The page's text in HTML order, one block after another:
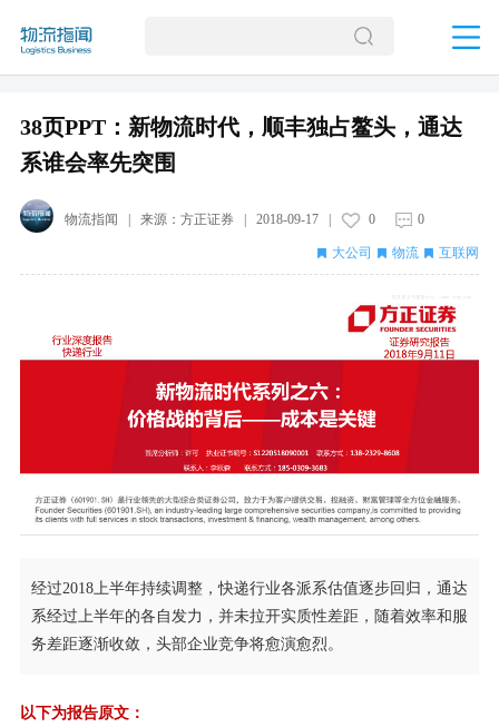
38页PPT：新物流时代，顺丰独占鳌头，通达
系谁会率先突围
物流指闻 | 来源： 方正证券 2018-09-17| 0 0
大公司 物流 互联网
经过2018上半年持续调整，快递行业各派系估值逐步回归，通达
系经过上半年的各自发力，并未拉开实质性差距，随着效率和服
务差距逐渐收敛，头部企业竞争将愈演愈烈。
以下为报告原文：